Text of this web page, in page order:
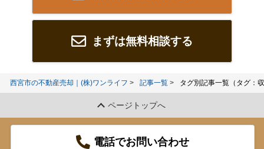
まずは無料相談する
西宮市の不動産売却｜(株)ワンライフ 記事一覧 タグ別記事一覧（タグ：
ページトップへ
電話でお問い合わせ